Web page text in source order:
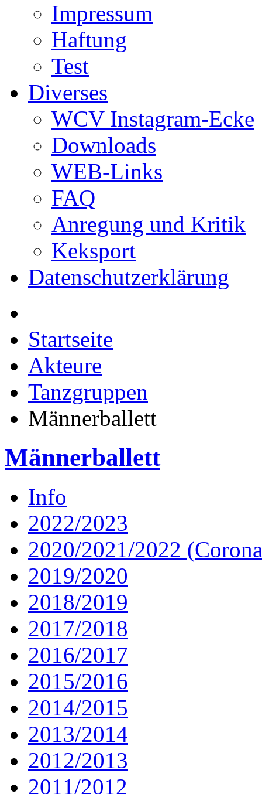
Impressum
Haftung
Test
Diverses
WCV Instagram-Ecke
Downloads
WEB-Links
FAQ
Anregung und Kritik
Keksport
Datenschutzerklärung
Startseite
Akteure
Tanzgruppen
Männerballett
Männerballett
Info
2022/2023
2020/2021/2022
2019/2020
2018/2019
2017/2018
2016/2017
2015/2016
2014/2015
2013/2014
2012/2013
2011/2012